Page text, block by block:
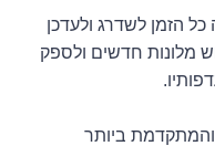
הזמן לשדרג ולעדכן
מלונות חדשים ולספק
ביותר